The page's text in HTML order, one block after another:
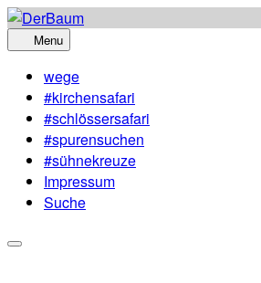
Skip
to
Menu
wege
#kirchensafari
#schlössersafari
#spurensuchen
#sühnekreuze
Impressum
Suche